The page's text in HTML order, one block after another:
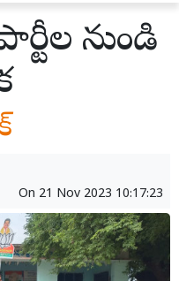
నుండి
On 21 Nov 2023 10:17:23